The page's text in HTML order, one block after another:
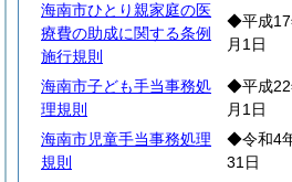
海南市ひとり親家庭の医
療費の助成に関する条例
施行規則
◆平成17
月1日
海南市子ども手当事務処
理規則
◆平成22
月1日
海南市児童手当事務処理
規則
◆令和4
31日